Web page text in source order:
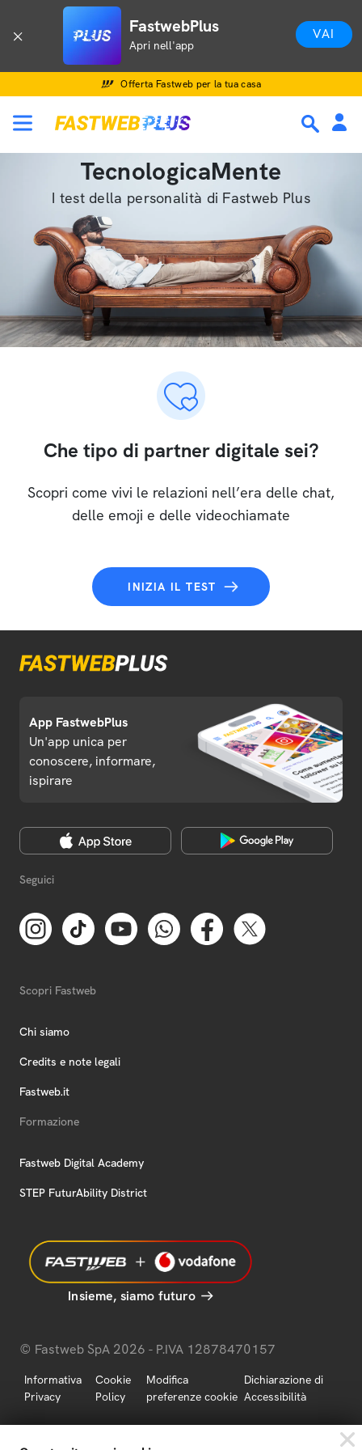
FastwebPlus
Apri nell'app
VAI
Offerta Fastweb per la tua casa
TecnologicaMente
I test della personalità di Fastweb Plus
Che tipo di partner digitale sei?
Scopri come vivi le relazioni nell’era delle chat,
delle emoji e delle videochiamate
INIZIA IL TEST
App FastwebPlus
Un'app unica per
conoscere, informare,
ispirare
Seguici
Scopri Fastweb
Chi siamo
Credits e note legali
Fastweb.it
Formazione
Fastweb Digital Academy
STEP FuturAbility District
Insieme, siamo futuro
© Fastweb SpA 2026 - P.IVA 12878470157
Informativa
Privacy
Cookie
Policy
Modifica
preferenze cookie
Dichiarazione di
Accessibilità